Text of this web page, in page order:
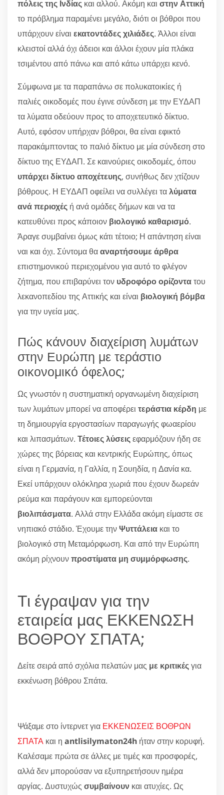
πόλεις της Ινδίας και αλλού. Ακόμη και στην Αττική
το πρόβλημα παραμένει μεγάλο, διότι οι βόθροι που
υπάρχουν είναι εκατοντάδες χιλιάδες. Άλλοι είναι
κλειστοί αλλά όχι άδειοι και άλλοι έχουν μία πλάκα
τσιμέντου από πάνω και από κάτω υπάρχει κενό.
Σύμφωνα με τα παραπάνω σε πολυκατοικίες ή
παλιές οικοδομές που έγινε σύνδεση με την ΕΥΔΑΠ
τα λύματα οδεύουν προς το αποχετευτικό δίκτυο.
Αυτό, εφόσον υπήρχαν βόθροι, θα είναι εφικτό
παρακάμπτοντας το παλιό δίκτυο με μία σύνδεση στο
δίκτυο της ΕΥΔΑΠ. Σε καινούριες οικοδομές, όπου
υπάρχει δίκτυο αποχέτευης, συνήθως δεν χτίζουν
βόθρους. Η ΕΥΔΑΠ οφείλει να συλλέγει ταλύματα
ανά περιοχές ή ανά ομάδες δήμων και να τα
κατευθύνει προς κάποιον βιολογικό καθαρισμό.
Άραγε συμβαίνει όμως κάτι τέτοιο; Η απάντηση είναι
ναι και όχι. Σύντομα θααναρτήσουμε άρθρα
επιστημονικού περιεχομένου για αυτό το φλέγον
ζήτημα, που επιβαρύνει τον υδροφόρο ορίζοντατου
λεκανοπεδίου της Αττικής και είναι βιολογική βόμβα
για την υγεία μας.
Πώς κάνουν διαχείριση λυμάτων
στην Ευρώπη με τεράστιο
οικονομικό όφελος;
Ως γνωστόν η συστηματική οργανωμένη διαχείριση
των λυμάτων μπορεί να αποφέρει τεράστια κέρδη με
τη δημιουργία εργοστασίων παραγωγής φωαερίου
και λιπασμάτων. Τέτοιες λύσειςεφαρμόζουν ήδη σε
χώρες της βόρειας και κεντρικής Ευρώπης, όπως
είναι η Γερμανία, η Γαλλία, η Σουηδία, η Δανία κα.
Εκεί υπάρχουν ολόκληρα χωριά που έχουν δωρεάν
ρεύμα και παράγουν και εμπορεύονται
βιολιπάσματα. Αλλά στην Ελλάδα ακόμη είμαστε σε
νηπιακό στάδιο. Έχουμε τηνΨυττάλεια και το
βιολογικό στη Μεταμόρφωση. Και από την Ευρώπη
ακόμη ρίχνουνπροστίματα μη συμμόρφωσης.
Τι έγραψαν για την
εταιρεία μας ΕΚΚΕΝΩΣΗ
ΒΟΘΡΟΥ ΣΠΑΤΑ;
Δείτε σειρά από σχόλια πελατών μας με κριτικέςγια
εκκένωση βόθρου Σπάτα.
Ψάξαμε στο ίντερνετ για ΕΚΚΕΝΩΣΕΙΣ ΒΟΘΡΩΝ
ΣΠΑΤΑ και η antlisilymaton24h ήταν στην κορυφή.
Καλέσαμε πρώτα σε άλλες με τιμές και προσφορές,
αλλά δεν μπορούσαν να εξυπηρετήσουν ημέρα
αργίας. Δυστυχώς συμβαίνουν και ατυχίες. Ως